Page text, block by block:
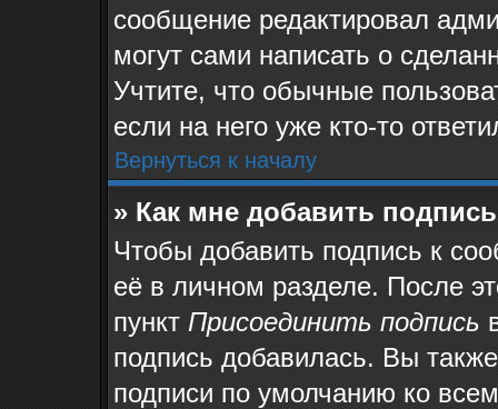
сообщение редактировал
могут сами написать о
Учтите, что обычные
если на него уже кто-то
Вернуться к началу
» Как мне добавить
Чтобы добавить подпись к
её в личном разделе. После
пункт Присоединить подпись
подпись добавилась. Вы
подписи по умолчанию ко